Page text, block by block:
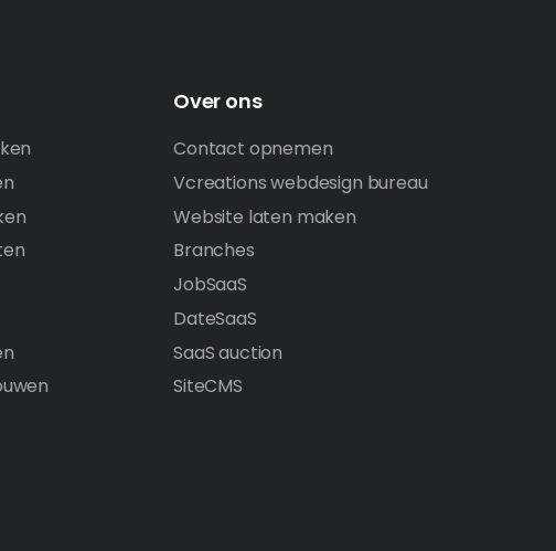
Over ons
Contact opnemen
Vcreations webdesign bureau
Website laten maken
Branches
JobSaaS
DateSaaS
SaaS auction
SiteCMS